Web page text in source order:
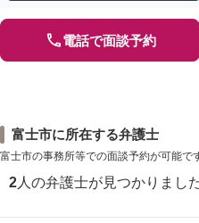
電話で面談予約
富士市に所在する弁護士
富士市の事務所等での面談予約が可能で
2 人の弁護士が見つかりまし